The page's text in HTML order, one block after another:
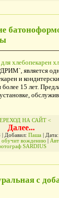
хлебопекарен
является
и
15 лет.
НА САЙТ <
Далее...
Добавил: Паша| Дата:
обучит вождению|
SARDIUS
с